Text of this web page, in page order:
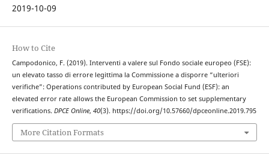
2019-10-09
How to Cite
Campodonico, F. (2019). Interventi a valere sul Fondo sociale europeo (FSE):
un elevato tasso di errore legittima la Commissione a disporre “ulteriori
verifiche”: Operations contributed by European Social Fund (ESF): an
elevated error rate allows the European Commission to set supplementary
verifications. DPCE Online, 40(3). https://doi.org/10.57660/dpceonline.2019.795
More Citation Formats